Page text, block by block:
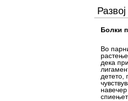
Болки
Во
дека
детето,